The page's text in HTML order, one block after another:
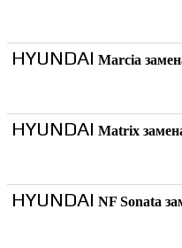
HYUNDAI Marcia
HYUNDAI Matrix
HYUNDAI NF Sonata